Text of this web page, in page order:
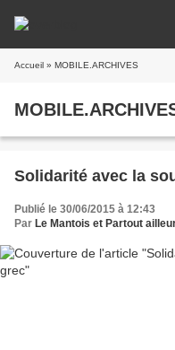
Accueil » MOBILE.ARCHIVES
Solidarité avec la
Publié le 30/06/2015 à 12:43
Par Le Mantois et Partout